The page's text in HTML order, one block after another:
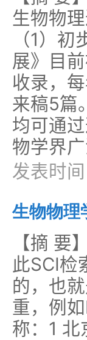
生物物
（1）
展》目
收录，
来稿5篇
均可通
物学界
发表时
生物物理
【摘 要
此SCI检
的，也
重，例
称：1